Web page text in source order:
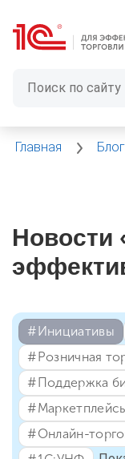
Главная Блог
Новости
#⁣Инициативы
#⁣Розничная
#⁣Поддержка
#⁣Онлайн-